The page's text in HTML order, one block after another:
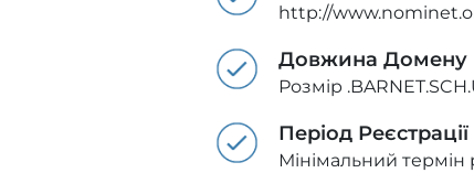
http://
Довжина Домену
Розмір
Період Реєстрації
Мінімальний термін